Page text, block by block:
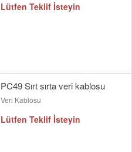
Lütfen Teklif İsteyin
PC49 Sırt sırta veri kablosu
Veri Kablosu
Lütfen Teklif İsteyin